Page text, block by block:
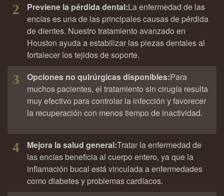
2 Previene la pérdida dental:La enfermedad de las
encías es una de las principales causas de pérdida
de dientes. Nuestro tratamiento avanzado en
Houston ayuda a estabilizar las piezas dentales al
fortalecer los tejidos de soporte.
3 Opciones no quirúrgicas disponibles:Para
muchos pacientes, el tratamiento sin cirugía resulta
muy efectivo para controlar la infección y favorecer
la recuperación con menos tiempo de inactividad.
4 Mejora la salud general:Tratar la enfermedad de
las encías beneficia al cuerpo entero, ya que la
inflamación bucal está vinculada a enfermedades
como diabetes y problemas cardíacos.